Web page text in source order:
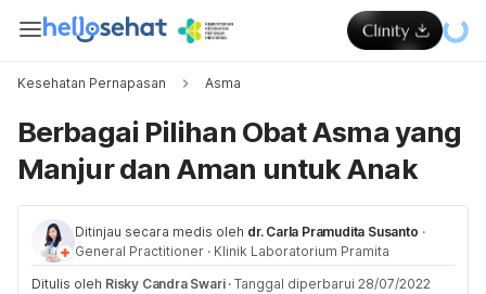
Kesehatan Pernapasan Asma
Berbagai Pilihan Obat Asma yang
Manjur dan Aman untuk Anak
Ditinjau secara medis oleh dr. Carla Pramudita Susanto ·
General Practitioner · Klinik Laboratorium Pramita
Ditulis oleh Risky Candra Swari · Tanggal diperbarui 28/07/2022